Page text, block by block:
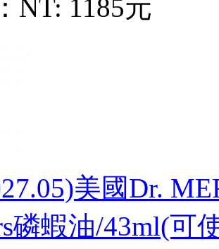
NT: 1185元
美國Dr.
磷蝦油/43ml(可